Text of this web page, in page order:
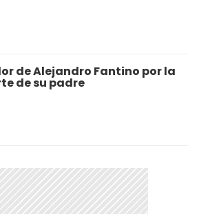
de Alejandro Fantino por la
de su padre